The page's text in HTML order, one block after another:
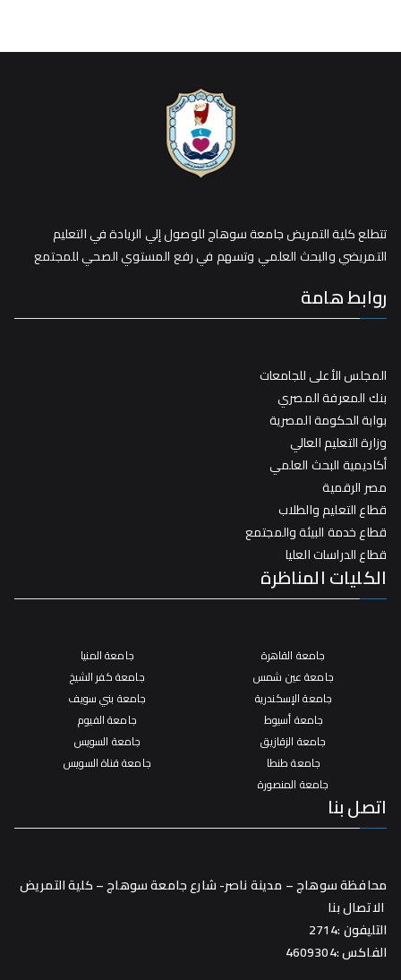
تتطلع كلية التمريض جامعة سوهاج للوصول إلي الريادة في التعليم
التمريضي والبحث العلمي وتسهم في رفع المستوي الصحي للمجتمع
روابط هامة
المجلس الأعلى للجامعات
بنك المعرفة المصري
بوابة الحكومة المصرية
وزارة التعليم العالي
أكاديمية البحث العلمي
مصر الرقمية
قطاع التعليم والطلاب
قطاع خدمة البيئة والمجتمع
قطاع الدراسات العليا
الكليات المناظرة
جامعة القاهرة
جامعة عين شمس
جامعة الإسكندرية
جامعة أسيوط
جامعة الزقازيق
جامعة طنطا
جامعة المنصورة
جامعة المنيا
جامعة كفر الشيخ
جامعة بني سويف
جامعة الفيوم
جامعة السويس
جامعة قناة السويس
اتصل بنا
محافظة سوهاج – مدينة ناصر- شارع جامعة سوهاج – كلية التمريض
الاتصال بنا
التليفون :2714
الفاكس :4609304